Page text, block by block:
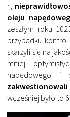
r.,
oleju
zeszłym roku
przypadku
skarżyli się na
mniej
napędowego i
zakwestionowali
wcześniej było to